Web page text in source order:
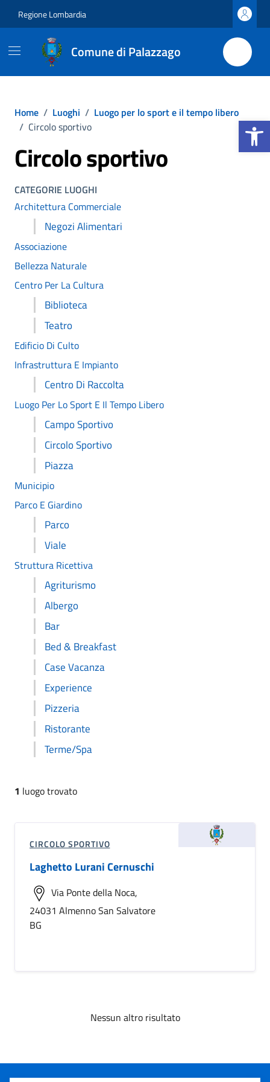
Apri la
Regione Lombardia
Comune di Palazzago
Home / Luoghi / Luogo per lo sport e il tempo libero
/ Circolo sportivo
Circolo sportivo
CATEGORIE LUOGHI
Architettura Commerciale
Negozi Alimentari
Associazione
Bellezza Naturale
Centro Per La Cultura
Biblioteca
Teatro
Edificio Di Culto
Infrastruttura E Impianto
Centro Di Raccolta
Luogo Per Lo Sport E Il Tempo Libero
Campo Sportivo
Circolo Sportivo
Piazza
Municipio
Parco E Giardino
Parco
Viale
Struttura Ricettiva
Agriturismo
Albergo
Bar
Bed & Breakfast
Case Vacanza
Experience
Pizzeria
Ristorante
Terme/Spa
1 luogo trovato
CIRCOLO SPORTIVO
Laghetto Lurani Cernuschi
Via Ponte della Noca,
24031 Almenno San Salvatore
BG
Nessun altro risultato